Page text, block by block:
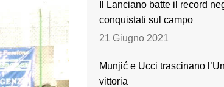
o
k
e
Il Lanciano batte il record
conquistati sul campo
21 Giugno 2021
Munjić e Ucci trascinano
vittoria